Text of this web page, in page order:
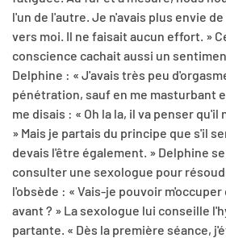
l'un de l'autre. Je n'avais plus envie
vers moi. Il ne faisait aucun effort. »
conscience cachait aussi un
Delphine : « J'avais très peu
pénétration, sauf en me masturbant
me disais : « Oh la la, il va penser
» Mais je partais du principe que s'il
devais l'être également. » Delphine
consulter une sexologue pour
l'obsède : « Vais-je pouvoir m'occuper
avant ? » La sexologue lui conseille
partante. « Dès la première séance,